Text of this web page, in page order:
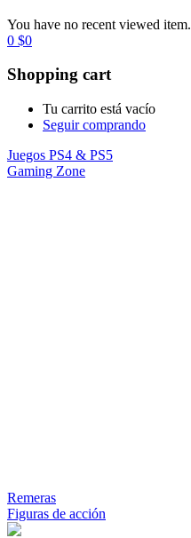
You have no recent viewed item.
0 $0
Shopping cart
Tu carrito está vacío
Seguir comprando
Juegos PS4 & PS5
Gaming Zone
Remeras
Figuras de acción